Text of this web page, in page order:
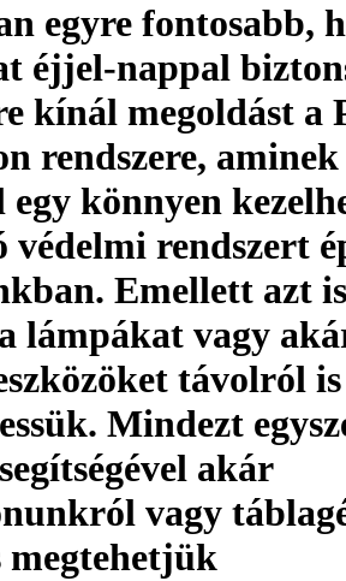
egyre fontosabb,
éjjel-nappal
kínál megoldást a
rendszere, aminek
egy könnyen
védelmi rendszert
Emellett azt
lámpákat vagy
távolról is
Mindezt
akár
vagy
megtehetjük